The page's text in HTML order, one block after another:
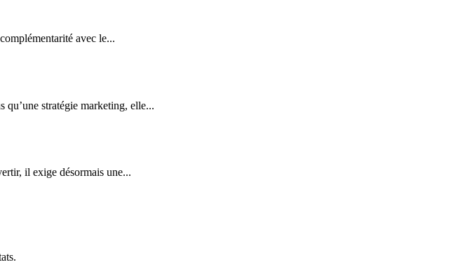
avec le...
qu’une stratégie marketing, elle...
il exige désormais une...